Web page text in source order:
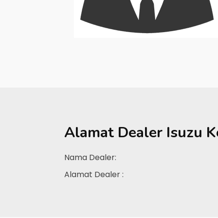
Alamat Dealer Isuzu
Nama Dealer:
Alamat Dealer :